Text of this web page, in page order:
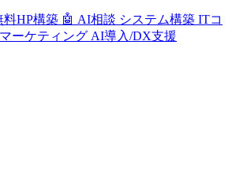
料HP構築 🤖 AI相談 システム構築 ITコ
ーケティング AI導入/DX支援